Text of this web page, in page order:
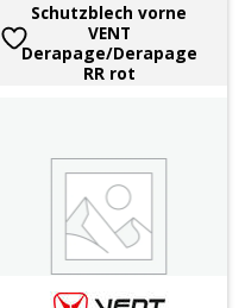
Schutzblech vorne
VENT
Derapage/Derapage
RR rot